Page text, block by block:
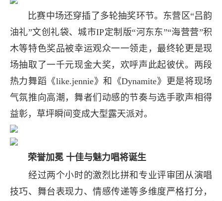
比赛中场还穿插了多轮抽奖环节。东营区“吕韵
油礼”文创礼袋、城市IP定制版“河东东”“海营营”积
木等特色奖品被幸运观众一一领走，最终轮更是现
场抽取了一千元现金大奖，欢呼声此起彼伏。两段
热力舞蹈《like.jennie》和《Dynamite》更是将现场
气氛推向高潮，舞者们动感的节奏与选手歌声相得
益彰，草坪瞬间变成大型露天派对。
荣誉加冕 十佳与魅力唱将诞生
经过两个小时的激烈比拼和专业评审团从演唱
技巧、舞台表现力、情感传递等多维度严格打分，